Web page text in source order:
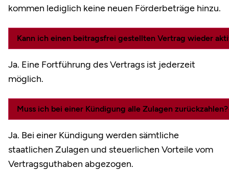
kommen lediglich keine neuen Förderbeträge hinzu.
Kann ich einen beitragsfrei gestellten Vertrag wieder
Ja. Eine Fortführung des Vertrags ist jederzeit
möglich.
Muss ich bei einer Kündigung alle Zulagen zurückzahlen?
Ja. Bei einer Kündigung werden sämtliche
staatlichen Zulagen und steuerlichen Vorteile vom
Vertragsguthaben abgezogen.